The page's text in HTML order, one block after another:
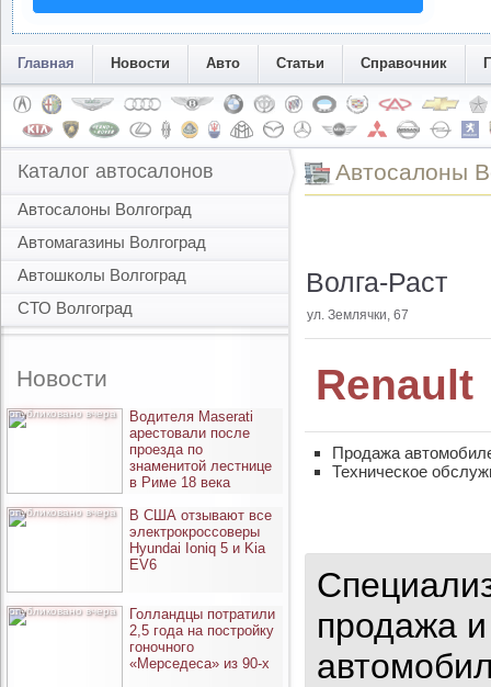
Главная Новости Авто Статьи Справочник
Каталог автосалонов
Автосалоны Волгоград
Автомагазины Волгоград
Автошколы Волгоград
СТО Волгоград
Новости
опубликовано вчера
Водителя Maserati
арестовали после
проезда по
знаменитой лестнице
в Риме 18 века
опубликовано вчера
В США отзывают все
электрокроссоверы
Hyundai Ioniq 5 и Kia
EV6
опубликовано вчера
Голландцы потратили
2,5 года на постройку
гоночного
«Мерседеса» из 90-х
Автоcалоны
Волга-Раст
ул. Землячки, 67
Renault
Продажа
Техническое
продажа